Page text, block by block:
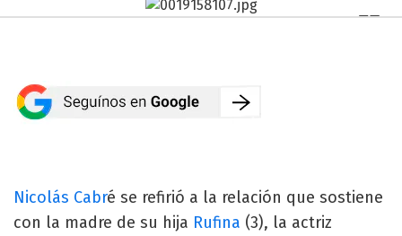
Nicolás Cabré se refirió a la relación que sostiene
con la madre de su hija Rufina (3), la actriz